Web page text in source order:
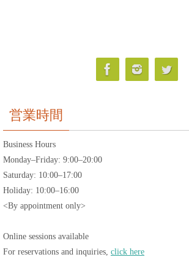
営業時間
Business Hours
Monday–Friday: 9:00–20:00
Saturday: 10:00–17:00
Holiday: 10:00–16:00
<By appointment only>
Online sessions available
For reservations and inquiries, click here